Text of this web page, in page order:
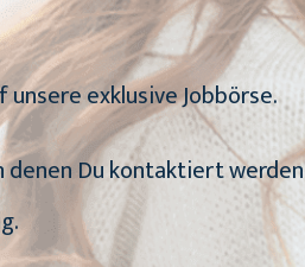
exklusive Jobbörse.
denen Du kontaktiert werden